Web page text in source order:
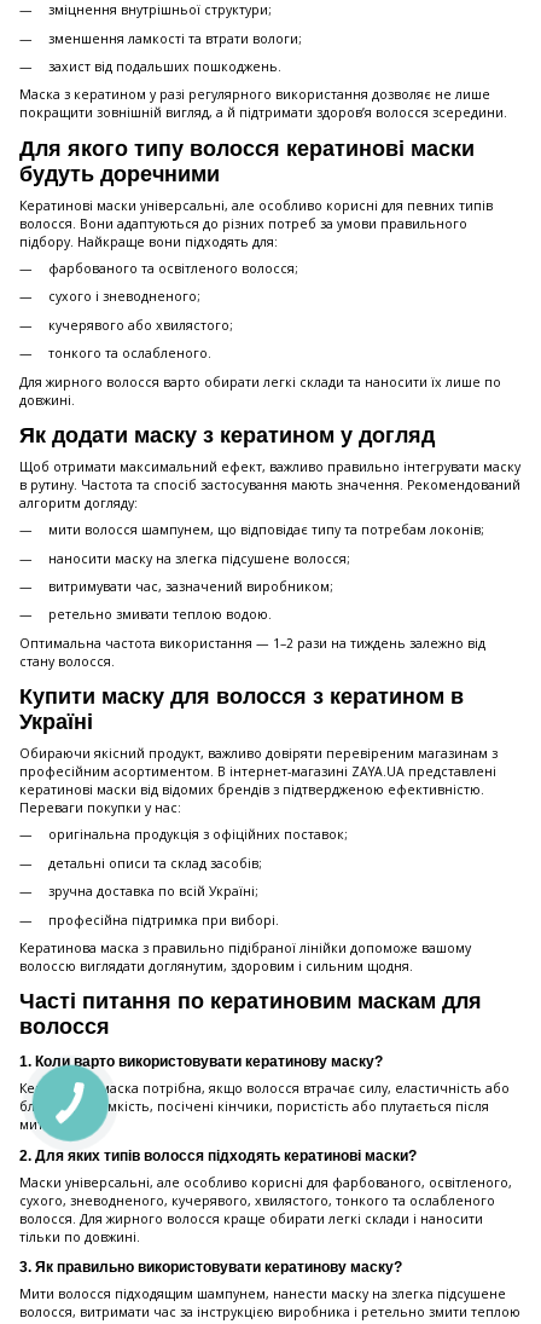
зміцнення внутрішньої структури;
зменшення ламкості та втрати вологи;
захист від подальших пошкоджень.
Маска з кератином у разі регулярного використання дозволяє не лише
покращити зовнішній вигляд, а й підтримати здоров’я волосся зсередини.
Для якого типу волосся кератинові маски
будуть доречними
Кератинові маски універсальні, але особливо корисні для певних типів
волосся. Вони адаптуються до різних потреб за умови правильного
підбору. Найкраще вони підходять для:
фарбованого та освітленого волосся;
сухого і зневодненого;
кучерявого або хвилястого;
тонкого та ослабленого.
Для жирного волосся варто обирати легкі склади та наносити їх лише по
довжині.
Як додати маску з кератином у догляд
Щоб отримати максимальний ефект, важливо правильно інтегрувати маску
в рутину. Частота та спосіб застосування мають значення. Рекомендований
алгоритм догляду:
мити волосся шампунем, що відповідає типу та потребам локонів;
наносити маску на злегка підсушене волосся;
витримувати час, зазначений виробником;
ретельно змивати теплою водою.
Оптимальна частота використання — 1–2 рази на тиждень залежно від
стану волосся.
Купити маску для волосся з кератином в
Україні
Обираючи якісний продукт, важливо довіряти перевіреним магазинам з
професійним асортиментом. В інтернет-магазині ZAYA.UA представлені
кератинові маски від відомих брендів з підтвердженою ефективністю.
Переваги покупки у нас:
оригінальна продукція з офіційних поставок;
детальні описи та склад засобів;
зручна доставка по всій Україні;
професійна підтримка при виборі.
Кератинова маска з правильно підібраної лінійки допоможе вашому
волоссю виглядати доглянутим, здоровим і сильним щодня.
Часті питання по кератиновим маскам для
волосся
1. Коли варто використовувати кератинову маску?
Кератинова маска потрібна, якщо волосся втрачає силу, еластичність або
блиск, має ламкість, посічені кінчики, пористість або плутається після
миття.
2. Для яких типів волосся підходять кератинові маски?
Маски універсальні, але особливо корисні для фарбованого, освітленого,
сухого, зневодненого, кучерявого, хвилястого, тонкого та ослабленого
волосся. Для жирного волосся краще обирати легкі склади і наносити
тільки по довжині.
3. Як правильно використовувати кератинову маску?
Мити волосся підходящим шампунем, нанести маску на злегка підсушене
волосся, витримати час за інструкцією виробника і ретельно змити теплою